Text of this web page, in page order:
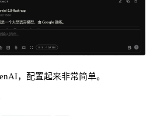
，配置起来非常简单。